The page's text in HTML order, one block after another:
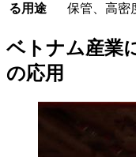
る用途
保管、高密
ベトナム産業
の応用